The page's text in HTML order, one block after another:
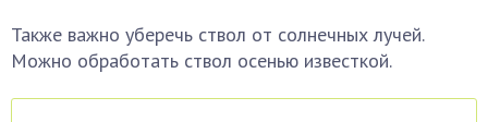
Также важно уберечь ствол от солнечных лучей.
Можно обработать ствол осенью известкой.